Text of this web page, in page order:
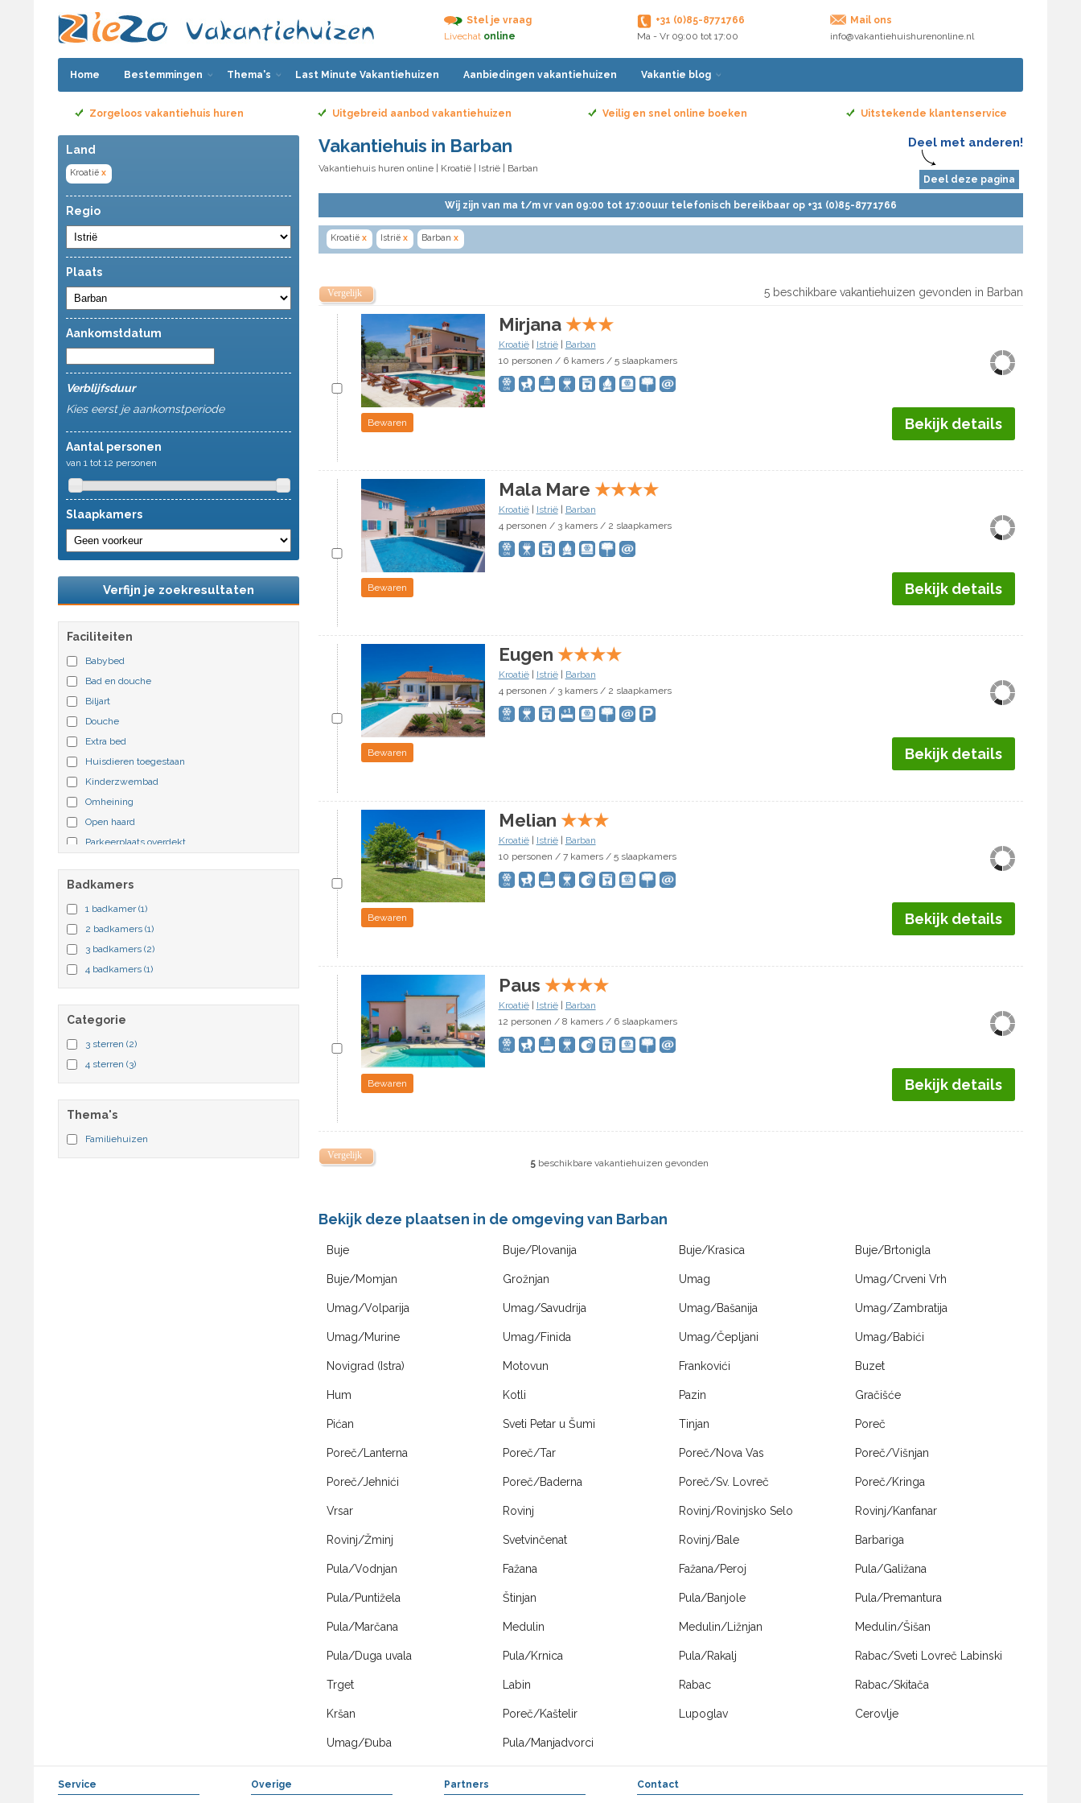
Stel je vraag
Livechat online
+31 (0)85-8771766
Ma - Vr 09:00 tot 17:00
Mail ons
info@vakantiehuishurenonline.nl
Home Bestemmingen Thema's Last Minute Vakantiehuizen Aanbiedingen vakantiehuizen Vakantie blog
Zorgeloos vakantiehuis huren Uitgebreid aanbod vakantiehuizen Veilig en snel online boeken Uitstekende klantenservice
Land
Kroatië x
Regio
Plaats
Aankomstdatum
Verblijfsduur
Kies eerst je aankomstperiode
Aantal personen
van 1 tot 12 personen
Slaapkamers
Verfijn je zoekresultaten
Faciliteiten
Babybed
Bad en douche
Biljart
Douche
Extra bed
Huisdieren toegestaan
Kinderzwembad
Omheining
Open haard
Parkeerplaats overdekt
Verwarmd zwembad
Badkamers
1 badkamer(1)
2 badkamers (1)
3 badkamers (2)
4 badkamers (1)
Categorie
3 sterren (2)
4 sterren (3)
Thema's
Familiehuizen
Deel met anderen!
Deel deze pagina
Vakantiehuis in Barban
Vakantiehuis huren online Kroatië Istrië | Barban
Wij zijn van ma t/m vr van 09:00 tot 17:00uur telefonisch bereikbaar op +31 (0)85-8771766
Kroatië x Istrië x Barban x
5 beschikbare vakantiehuizen gevonden in Barban
Vergelijk
Mirjana ★★★
Kroatië| Istrië|
Barban
10 personen / 6 kamers / 5 slaapkamers
Bewaren Bekijk details
Mala Mare ★★★★
Kroatië| Istrië|
Barban
4 personen / 3 kamers / 2 slaapkamers
Bewaren Bekijk details
Eugen ★★★★
Kroatië| Istrië|
Barban
4 personen / 3 kamers / 2 slaapkamers
Bewaren Bekijk details
Melian ★★★
Kroatië| Istrië| Barban
10 personen / 7 kamers / 5 slaapkamers
Bewaren Bekijk details
Paus ★★★★
Kroatië| Istrië| Barban
12 personen / 8 kamers / 6 slaapkamers
Bewaren Bekijk details
5beschikbare vakantiehuizen gevonden
Vergelijk
Bekijk deze plaatsen in de omgeving van Barban
Buje Buje/Plovanija Buje/Krasica Buje/Brtonigla
Buje/Momjan Grožnjan Umag Umag/Crveni Vrh
Umag/Volparija Umag/Savudrija Umag/Bašanija Umag/Zambratija
Umag/Murine Umag/Finida Umag/Čepljani Umag/Babići
Novigrad (Istra) Motovun Frankovići Buzet
Hum Kotli Pazin Gračišće
Pićan Sveti Petar u Šumi Tinjan Poreč
Poreč/Lanterna Poreč/Tar Poreč/Nova Vas Poreč/Višnjan
Poreč/Jehnići Poreč/Baderna Poreč/Sv. Lovreč Poreč/Kringa
Vrsar Rovinj Rovinj/Rovinjsko Selo Rovinj/Kanfanar
Rovinj/Žminj Svetvinčenat Rovinj/Bale Barbariga
Pula/Vodnjan Fažana Fažana/Peroj Pula/Galižana
Pula/Puntižela Štinjan Pula/Banjole Pula/Premantura
Pula/Marčana Medulin Medulin/Ližnjan Medulin/Šišan
Pula/Duga uvala Pula/Krnica Pula/Rakalj Rabac/Sveti Lovreč Labinski
Trget Labin Rabac Rabac/Skitača
Kršan Poreč/Kaštelir Lupoglav Cerovlje
Umag/Đuba Pula/Manjadvorci
Service
Overige
Partners
Contact